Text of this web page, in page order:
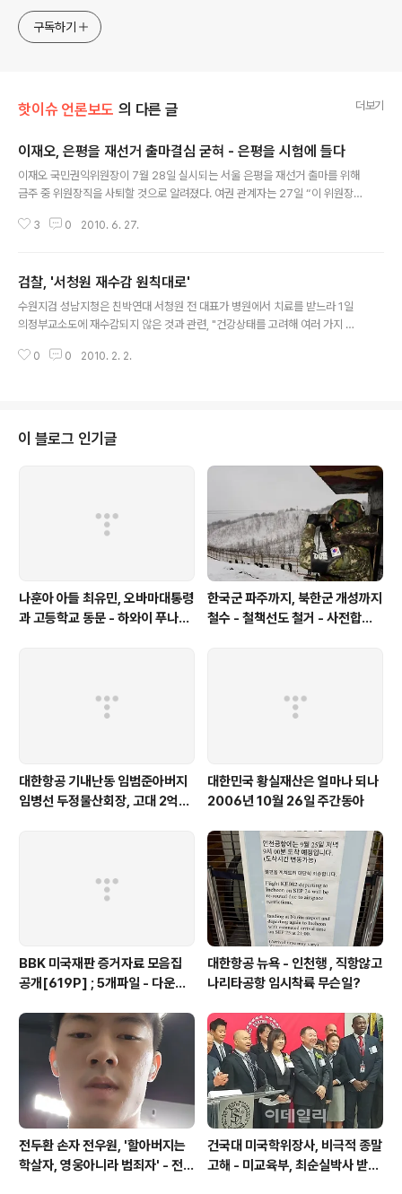
jesim56@gmail.com, 안보일때는 구글리더나 RSS로!!
구독하기
핫이슈 언론보도 의 다른 글 더보기
이재오, 은평을 재선거 출마결심 굳혀 - 은평을 시험에 들다
이재오 국민권익위원장이 7월 28일 실시되는 서울 은평을 재선거 출마를 위해
금주 중 위원장직을 사퇴할 것으로 알려졌다. 여권 관계자는 27일 “이 위원장
있다”고 말했다. 원본출처 조선일보 http://news.chosun.com/site/data/h
이어서 통상 전주 금요일이면 마련하는 이 위원장의 강연이나 현장 방문 등의
일정을 이날까지 확정하지 못한 것으로 알려졌다. 앞서 이 위원장은 지난 17일
연합뉴스와의 통화에서 은평을 재선거 출마와 관련, ..
3 0 2010. 6. 27.
검찰, '서청원 재수감 원칙대로'
수원지검 성남지청은 친박연대 서청원 전 대표가 병원에서 치료를 받느라 1일
의정부교소도에 재수감되지 않은 것과 관련, "건강상태를 고려해 여러 가지 집
니지만, 원칙적으로 형집행을 하려고 한다"면서 "다만, 서 전 대표가 많이 아프
이 형집행정지 연장 신청을 불승인해 1일 의정부교도소에 재수감될 예정이었
다. 그러나 지난달 31일 오후 6시께 서울 상도동 자택에서 심장질환 악화에 따
0 0 2010. 2. 2.
이 블로그 인기글
나훈아 아들 최유민, 오바마대통령
과 고등학교 동문 - 하와이 푸나호
한국군 파주까지, 북한군 개성까지
철수 - 철책선도 철거 - 사전합의
대한항공 기내난동 임범준아버지
임병선 두정물산회장, 고대 2억기
대한민국 황실재산은 얼마나 되나
2006년 10월 26일 주간동아
BBK 미국재판 증거자료 모음집
공개[619P] ; 5개파일 - 다운로
대한항공 뉴욕 - 인천행 , 직항않고
나리타공항 임시착륙 무슨일?
전두환 손자 전우원, '할아버지는
학살자, 영웅아니라 범죄자' - 전재
건국대 미국학위장사, 비극적 종말
고해 - 미교육부, 최순실박사 받은